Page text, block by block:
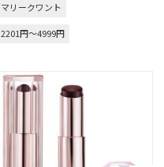
マリークワント
2201円～4999円